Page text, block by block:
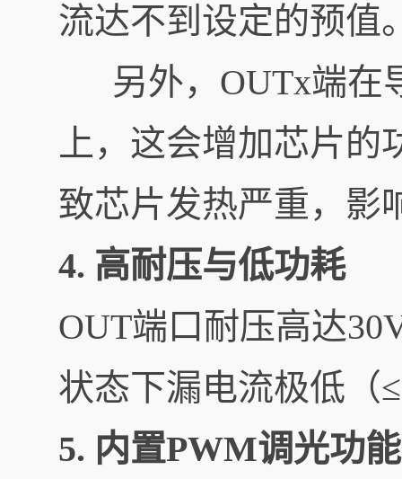
流达不到设定的预值
另外，OUTx端在
上，这会增加芯片的
致芯片发热严重，影
4. 高耐压与低功耗
OUT端口耐压高达
状态下漏电流极低（
5. 内置PWM调光功能